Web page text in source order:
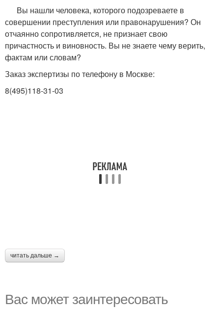
Вы нашли человека, которого подозреваете в
совершении преступления или правонарушения? Он
отчаянно сопротивляется, не признает свою
причастность и виновность. Вы не знаете чему верить,
фактам или словам?
Заказ экспертизы по телефону в Москве:
8(495)118-31-03
читать дальше →
Вас может заинтересовать